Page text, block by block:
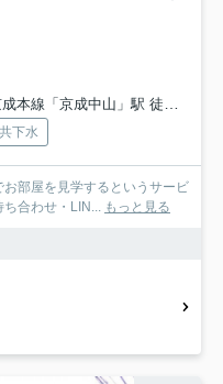
本線「京成中山」駅 徒歩8分
下水
部屋を見学するというサービ
合わせ・LIN... もっと見る